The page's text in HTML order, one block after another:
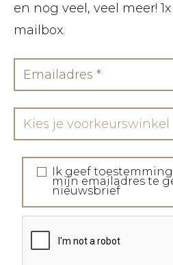
en nog veel, veel meer!
mailbox.
Kies je voorkeurswinkel
Ik geef
mijn emailadres te
nieuwsbrief